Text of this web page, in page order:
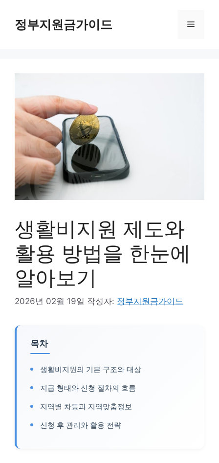
정부지원금가이드 메
생활비지원 제도와
활용 방법을 한눈에
알아보기
2026년 02월 19일 작성자: 정부지원금가이드
목차
생활비지원의 기본 구조와 대상
지급 형태와 신청 절차의 흐름
지역별 차등과 지역맞춤정보
신청 후 관리와 활용 전략